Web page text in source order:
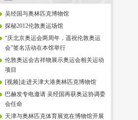
吴经国与奥林匹克博物馆
探秘2012伦敦奥运场馆
“庆北京奥运会两周年，遥祝伦敦奥运
会”签名活动在本馆举行
伦敦奥运会吉祥物展示奥运会相关运动
项目
[视频]走进天津大港奥林匹克博物馆
巴赫发专电邀请 吴经国再获奥运协调委
会任命
天津与奥林匹克体育展览在博物馆开展